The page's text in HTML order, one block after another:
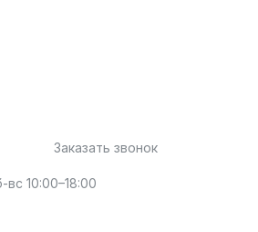
Заказать звонок
10:00–18:00